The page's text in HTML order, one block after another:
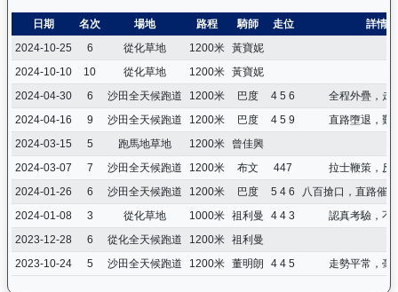
日期 名次 場地 路程 騎師 走位
詳情
2024-10-25
6 從化草地 1200米 黃寶妮
2024-10-10
10 從化草地 1200米 黃寶妮
2024-04-30
6 沙田全天候跑道 1200米 巴度 4 5 6
全程外疊，走
2024-04-16
9 沙田全天候跑道 1200米 巴度 4 5 9
直路墮退，難
2024-03-15
5 跑馬地草地 1200米
曾佳興
2024-03-07
7 沙田全天候跑道 1200米 布文 447
拉士鞭策，反
2024-01-26
6 沙田全天候跑道 1200米 巴度 5 4 6
八百搶口，直路催
2024-01-08
3 從化草地 1000米 祖利曼 4 4 3
認真考驗，不
2023-12-28
6 從化全天候跑道 1200米 祖利曼
2023-10-24
5 沙田全天候跑道 1200米 董明朗 4 4 5 走勢平常，毫